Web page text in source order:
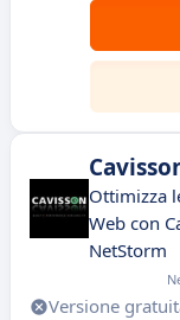
Ottimizza
Web con
NetStorm
Versione